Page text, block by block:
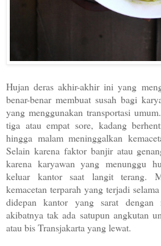
Hujan deras akhir-akhir ini yang
benar-benar membuat susah bagi
yang menggunakan transportasi
tiga atau empat sore, kadang
hingga malam meninggalkan
Selain karena faktor banjir atau
karena karyawan yang menunggu
keluar kantor saat langit terang.
kemacetan terparah yang terjadi
didepan kantor yang sarat
akibatnya tak ada satupun angkutan
atau bis Transjakarta yang lewat.